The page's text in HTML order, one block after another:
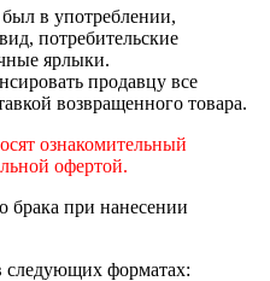
в употреблении,
потребительские
ярлыки.
продавцу все
возвращенного товара.
ознакомительный
офертой.
брака при нанесении
форматах: